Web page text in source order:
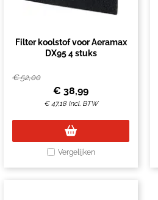
Filter koolstof voor Aeramax
DX95 4 stuks
€52,00
€ 38,99
€47,18 Incl. BTW
Vergelijken